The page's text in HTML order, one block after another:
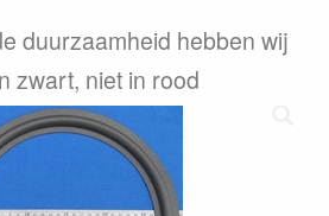
duurzaamheid hebben wij
zwart, niet in rood